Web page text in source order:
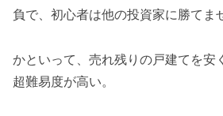
負で、初心者は他の投資家に勝てま
かといって、売れ残りの戸建てを安
超難易度が高い。